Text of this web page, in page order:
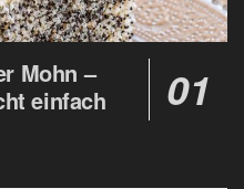
Mohn –
einfach